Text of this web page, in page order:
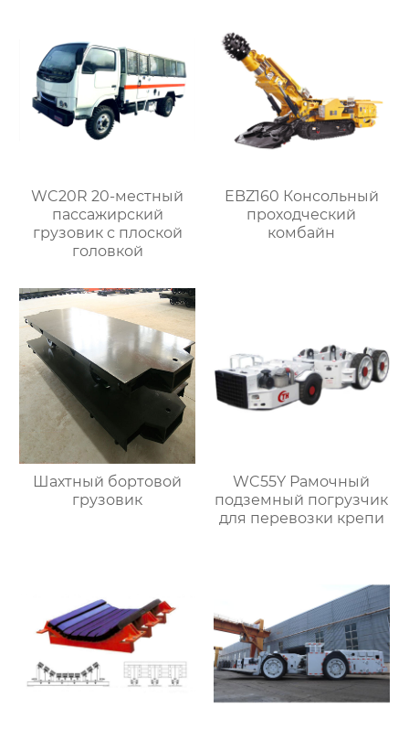
WC20R 20-местный
пассажирский
грузовик с плоской
головкой
EBZ160 Консольный
проходческий
комбайн
Шахтный бортовой
грузовик
WC55Y Рамочный
подземный погрузчик
для перевозки крепи